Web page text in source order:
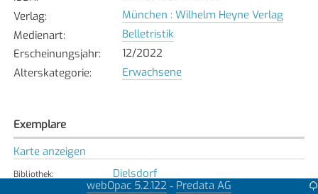
Verlag:
München : Wilhelm Heyne Verlag
Medienart:
Belletristik
Erscheinungsjahr:
12/2022
Alterskategorie: Erwachsene
Exemplare
Karte anzeigen
Bibliothek: Dielsdorf
Verfügbar
webOpac 5.2.122 - Predata AG